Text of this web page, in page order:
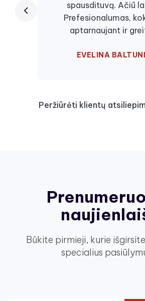
spausdituvą. Ačiū
Prefesionalumas,
aptarnaujant ir
EVELINA
Peržiūrėti klientų
Būkite pirmieji, kurie
specialius